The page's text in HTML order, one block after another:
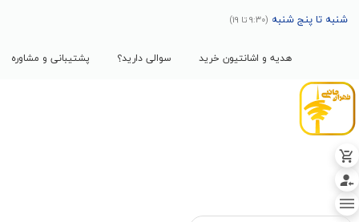
شنبه
هدیه و اشانتیون خرید سوالی دارید؟ پشتیبانی و مشاوره